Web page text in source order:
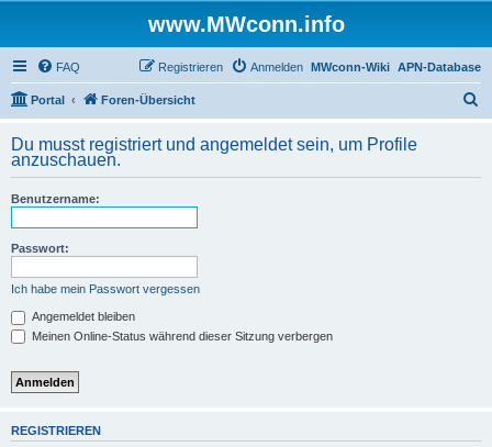
www.MWconn.info
FAQ APN-Database
MWconn-Wiki
Anmelden
Registrieren
Portal Foren-Übersicht
h
Du musst registriert und angemeldet sein, um Profile
anzuschauen.
Benutzername:
Passwort:
Ich habe mein Passwort vergessen
Angemeldet bleiben
Meinen Online-Status während dieser Sitzung verbergen
REGISTRIEREN